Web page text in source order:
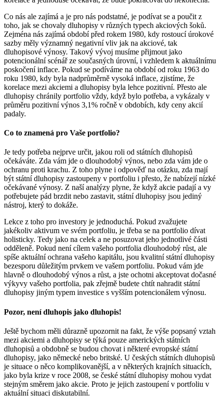
Co nás ale zajímá a je pro nás podstatné, je podívat se a poučit z
toho, jak se chovaly dluhopisy v různých typech akciových šoků.
Zejména nás zajímá období před rokem 1980, kdy rostoucí úrokové
sazby měly významný negativní vliv jak na akciové, tak
dluhopisové výnosy. Takový vývoj musíme přijmout jako
potencionální scénář ze současných úrovní, i vzhledem k aktuálnímu
poskočení inflace. Pokud se podíváme na období od roku 1963 do
roku 1980, kdy byla nadprůměrně vysoká inflace, zjistíme, že
korelace mezi akciemi a dluhopisy byla lehce pozitivní. Přesto ale
dluhopisy chránily portfolio vždy, když bylo potřeba, a vykázaly v
průměru pozitivní výnos 3,1% ročně v obdobích, kdy ceny akcií
padaly.
Co to znamená pro Vaše portfolio?
Je tedy potřeba nejprve určit, jakou roli od státních dluhopisů
očekáváte. Zda vám jde o dlouhodobý výnos, nebo zda vám jde o
ochranu proti krachu. Z toho plyne i odpověď na otázku, zda mají
být státní dluhopisy zastoupeny v portfoliu i přesto, že nabízejí nízké
očekávané výnosy. Z naší analýzy plyne, že když akcie padají a vy
potřebujete pád brzdit nebo zastavit, státní dluhopisy jsou jediný
nástroj, který to dokáže.
Lekce z toho pro investory je jednoduchá. Pokud zvažujete
jakékoliv aktivum ve svém portfoliu, je třeba se na portfolio dívat
holisticky. Tedy jako na celek a ne posuzovat jeho jednotlivé části
odděleně. Pokud není cílem vašeho portfolia dlouhodobý růst, ale
spíše aktuální ochrana vašeho kapitálu, jsou kvalitní státní dluhopisy
bezesporu důležitým prvkem ve vašem portfoliu. Pokud vám jde
hlavně o dlouhodobý výnos a růst, a jste ochotni akceptovat dočasné
výkyvy vašeho portfolia, pak zřejmě budete chtít nahradit státní
dluhopisy jiným typem investice s vyšším potencionálem výnosu.
Pozor, není dluhopis jako dluhopis!
Ještě bychom měli důrazně upozornit na fakt, že výše popsaný vztah
mezi akciemi a dluhopisy se týká pouze amerických státních
dluhopisů a obdobně se budou chovat i některé evropské státní
dluhopisy, jako německé nebo britské. U českých státních dluhopisů
je situace o něco komplikovanější, a v některých krajních situacích,
jako byla krize v roce 2008, se české státní dluhopisy mohou vydat
stejným směrem jako akcie. Proto je jejich zastoupení v portfoliu v
aktuální situaci diskutabilní.